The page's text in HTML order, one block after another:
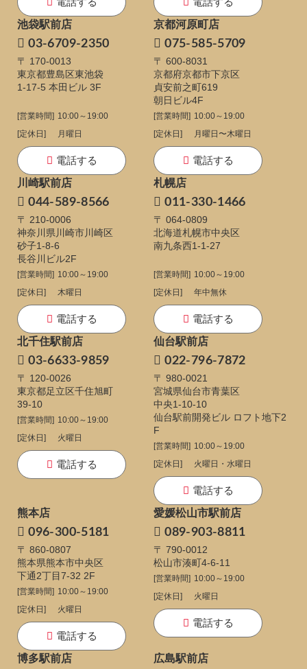
池袋駅前店
03-6709-2350
〒 170-0013
東京都豊島区東池袋
1-17-5 本田ビル 3F
[営業時間] 10:00～19:00
[定休日]
月曜日
電話する
京都河原町店
075-585-5709
〒 600-8031
京都府京都市下京区
貞安前之町619
朝日ビル4F
[営業時間] 10:00～19:00
[定休日]
月曜日〜木曜日
電話する
川崎駅前店
044-589-8566
〒 210-0006
神奈川県川崎市川崎区
砂子1-8-6
長谷川ビル2F
[営業時間] 10:00～19:00
[定休日]
木曜日
電話する
札幌店
011-330-1466
〒 064-0809
北海道札幌市中央区
南九条西1-1-27
[営業時間] 10:00～19:00
[定休日]
年中無休
電話する
北千住駅前店
03-6633-9859
〒 120-0026
東京都足立区千住旭町
39-10
[営業時間] 10:00～19:00
[定休日]
火曜日
電話する
仙台駅前店
022-796-7872
〒 980-0021
宮城県仙台市青葉区
中央1-10-10
仙台駅前開発ビル ロフト地下2
F
[営業時間] 10:00～19:00
[定休日]
火曜日・水曜日
電話する
熊本店
096-300-5181
〒 860-0807
熊本県熊本市中央区
下通2丁目7-32 2F
[営業時間] 10:00～19:00
[定休日]
火曜日
電話する
愛媛松山市駅前店
089-903-8811
〒 790-0012
松山市湊町4-6-11
[営業時間] 10:00～19:00
[定休日]
火曜日
電話する
博多駅前店 広島駅前店